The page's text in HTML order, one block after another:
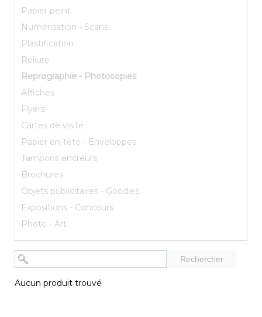
Papier peint
Numérisation - Scans
Plastification
Reliure
Reprographie - Photocopies
Affiches
Flyers
Cartes de visite
Papier en-tête - Enveloppes
Tampons encreurs
Brochures
Objets publicitaires - Goodies
Expositions - Concours
Photo - Art
Rechercher
Aucun produit trouvé